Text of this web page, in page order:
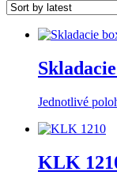
Jednotlivé
KLK